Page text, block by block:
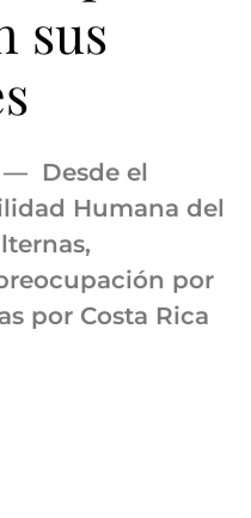
sus
— Desde el
Humana del
por
por Costa Rica